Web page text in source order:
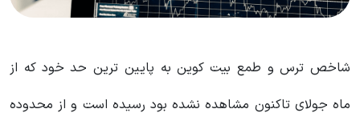
شاخص ترس و طمع بیت کوین به پایین ترین حد خود که از
ماه جولای تاکنون مشاهده نشده بود رسیده است و از محدوده